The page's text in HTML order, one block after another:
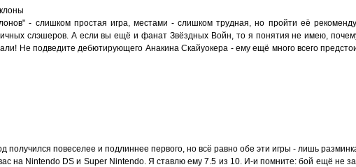
- слишком простая игра, местами - слишком трудная, но пройти её
слэшеров. А если вы ещё и фанат Звёздных Войн, то я понятия не имею,
Не подведите дебютирующего Анакина Скайуокера - ему ещё много всего
получился повеселее и подлиннее первого, но всё равно обе эти игры - лишь
на Nintendo DS и Super Nintendo. Я ставлю ему 7.5 из 10. И-и помните: бой ещё не